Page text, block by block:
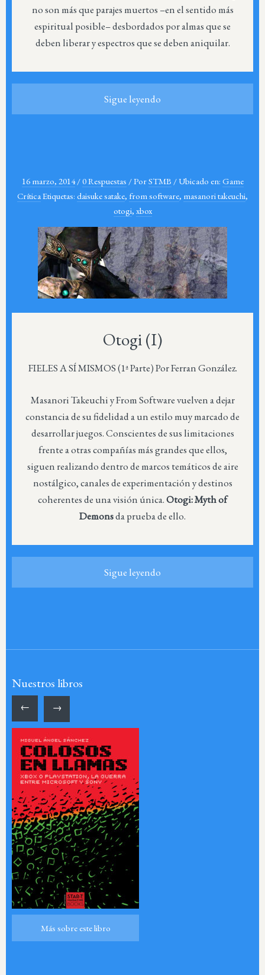
no son más que parajes muertos –en el sentido más
espiritual posible– desbordados por almas que se
deben liberar y espectros que se deben aniquilar.
Sigue leyendo
16 marzo, 2014 /0 Respuestas /PorSTMB / Ubicado en: Game
CríticaEtiquetas: daisuke satake, from software, masanori takeuchi,
otogi, xbox
Otogi (I)
FIELES A SÍ MISMOS (1ª Parte) Por Ferran González.
Masanori Takeuchi y From Software vuelven a dejar
constancia de su fidelidad a un estilo muy marcado de
desarrollar juegos. Conscientes de sus limitaciones
frente a otras compañías más grandes que ellos,
siguen realizando dentro de marcos temáticos de aire
nostálgico, canales de experimentación y destinos
coherentes de una visión única.Otogi: Myth of
Demonsda prueba de ello.
Sigue leyendo
Nuestros libros
← →
Más sobre este libro